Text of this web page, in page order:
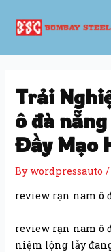
content
Trải
ô đà
Đầy Mạo
Bywordpressauto
review rạn nam ô
review rạn nam ô
niệm lộng lẫy
navigation